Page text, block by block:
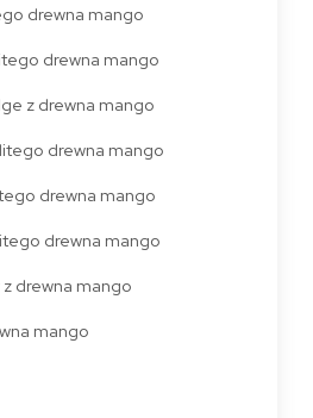
drewna mango
drewna mango
z drewna mango
drewna mango
drewna mango
drewna mango
drewna mango
mango